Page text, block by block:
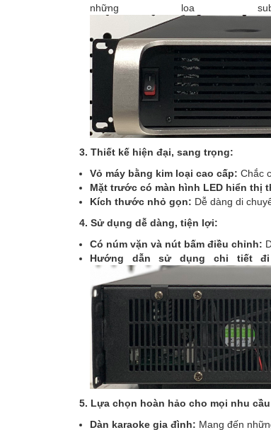
những loa
3. Thiết kế hiện đại, sang trọng:
Vỏ máy bằng kim loại cao cấp: Chắc
Mặt trước có màn hình LED hiển thị
Kích thước nhỏ gọn: Dễ dàng di
4. Sử dụng dễ dàng, tiện lợi:
Có núm vặn và nút bấm điều chỉnh:
Hướng dẫn sử dụng chi tiết đi
5. Lựa chọn hoàn hảo cho mọi nhu
Dàn karaoke gia đình: Mang đến